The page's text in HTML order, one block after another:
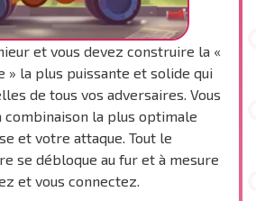
et vous devez construire la «
» la plus puissante et solide qui
de tous vos adversaires. Vous
la plus optimale
et votre attaque. Tout le
se débloque au fur et à mesure
et vous connectez.